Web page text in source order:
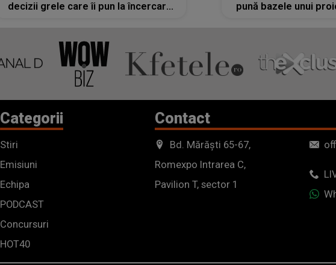
decizii grele care îi pun la încercare
pună bazele unui
Categorii
Stiri
Emisiuni
Echipa
PODCAST
Concursuri
HOT40
Contact
Bd. Mărăști 65-67,
Romexpo Intrarea C,
Pavilion T, sector 1